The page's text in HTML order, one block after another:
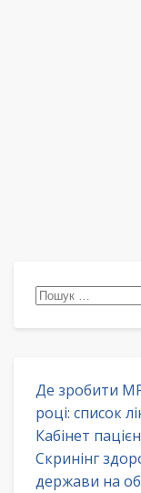
Пошук:
Де зробити
році: список
Кабінет
Скринінг
держави на